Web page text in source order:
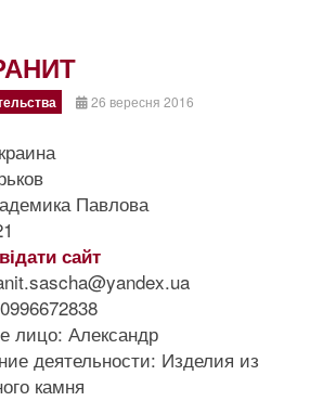
26 вересня 2016
Павлова
сайт
0996672838
лицо: Александр
деятельности: Изделия из
камня